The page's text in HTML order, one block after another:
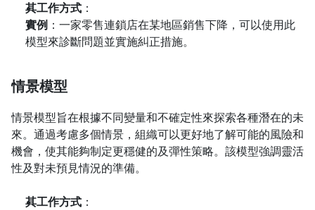
其工作方式 ：
實例 ：一家零售連鎖店在某地區銷售下降，可以使用此
模型來診斷問題並實施糾正措施。
情景模型
情景模型旨在根據不同變量和不確定性來探索各種潛在的未
來。通過考慮多個情景，組織可以更好地了解可能的風險和
機會，使其能夠制定更穩健的及彈性策略。該模型強調靈活
性及對未預見情況的準備。
其工作方式 ：